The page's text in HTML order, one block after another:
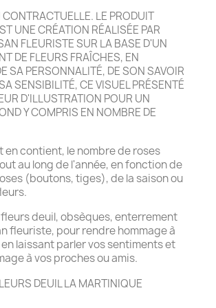
LE PRODUIT
UNE CRÉATION RÉALISÉE PAR
FLEURISTE SUR LA BASE D'UN
DE FLEURS FRAÎCHES, EN
SA PERSONNALITÉ, DE SON SAVOIR
SENSIBILITÉ, CE VISUEL PRÉSENTÉ
D'ILLUSTRATION POUR UN
Y COMPRIS EN NOMBRE DE
en contient, le nombre de roses
au long de l'année, en fonction de
(boutons, tiges), de la saison ou
deuil, obsèques, enterrement
fleuriste, pour rendre hommage à
laissant parler vos sentiments et
à vos proches ou amis.